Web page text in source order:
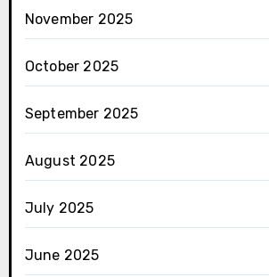
November 2025
October 2025
September 2025
August 2025
July 2025
June 2025